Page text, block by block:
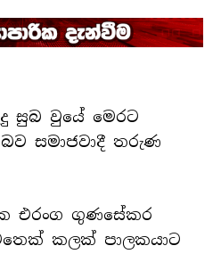
සුබ වුයේ මෙරට
සමාජවාදී තරුණ
එරංග ගුණසේකර
කලක් පාලකයාට